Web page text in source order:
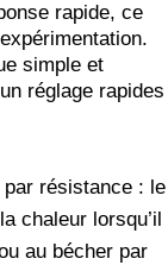
rapide, ce
simple et
réglage rapides
résistance : le
chaleur lorsqu’il
au bécher par